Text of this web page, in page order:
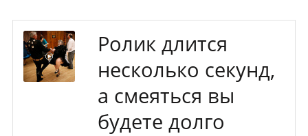
Ролик длится
несколько секунд,
а смеяться вы
будете долго